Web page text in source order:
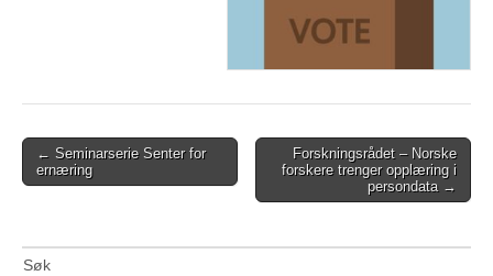
Post
navigation
← Seminarserie Senter for
ernæring
Forskningsrådet – Norske
forskere trenger opplæring i
persondata →
Søk